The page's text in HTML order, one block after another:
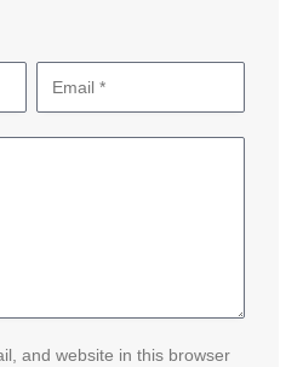
and website in this browser